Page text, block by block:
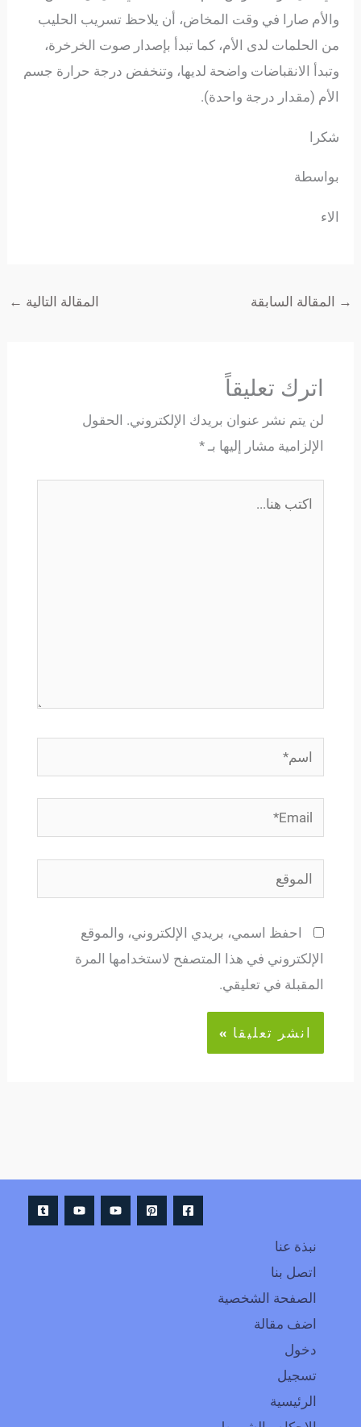
والأم صارا في وقت المخاض، أن يلاحظ تسريب الحليب
من الحلمات لدى الأم، كما تبدأ بإصدار صوت الخرخرة،
وتبدأ الانقباضات واضحة لديها، وتنخفض درجة حرارة جسم
الأم (مقدار درجة واحدة).
شكرا
بواسطة
الاء
→ المقالة السابقة المقالة التالية ←
اترك تعليقاً
لن يتم نشر عنوان بريدك الإلكتروني. الحقول
الإلزامية مشار إليها بـ*
اسم*
Email*
الموقع
احفظ اسمي، بريدي الإلكتروني، والموقع
الإلكتروني في هذا المتصفح لاستخدامها المرة
المقبلة في تعليقي.
نبذة عنا
اتصل بنا
الصفحة الشخصية
اضف مقالة
دخول
تسجيل
الرئيسية